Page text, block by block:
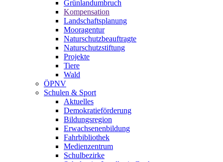
Grünlandumbruch
Kompensation
Landschaftsplanung
Mooragentur
Naturschutzbeauftragte
Naturschutzstiftung
Projekte
Tiere
Wald
ÖPNV
Schulen & Sport
Aktuelles
Demokratieförderung
Bildungsregion
Erwachsenenbildung
Fahrbibliothek
Medienzentrum
Schulbezirke